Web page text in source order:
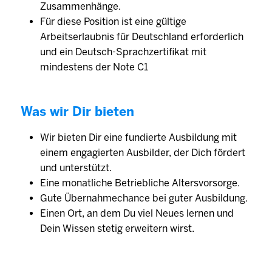
Zusammenhänge.
Für diese Position ist eine gültige
Arbeitserlaubnis für Deutschland erforderlich
und ein Deutsch-Sprachzertifikat mit
mindestens der Note C1
Was wir Dir bieten
Wir bieten Dir eine fundierte Ausbildung mit
einem engagierten Ausbilder, der Dich fördert
und unterstützt.
Eine monatliche Betriebliche Altersvorsorge.
Gute Übernahmechance bei guter Ausbildung.
Einen Ort, an dem Du viel Neues lernen und
Dein Wissen stetig erweitern wirst.